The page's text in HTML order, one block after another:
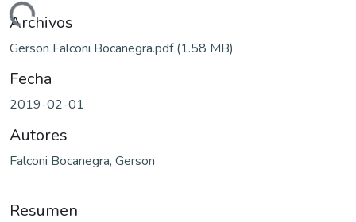
Archivos
Gerson Falconi Bocanegra.pdf(1.58 MB)
Fecha
2019-02-01
Autores
Falconi Bocanegra, Gerson
Resumen